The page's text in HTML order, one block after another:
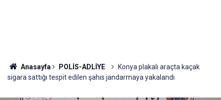
Anasayfa POLİS-ADLİYE
Konya plakalı araçta kaçak
sigara sattığı tespit edilen şahıs jandarmaya yakalandı